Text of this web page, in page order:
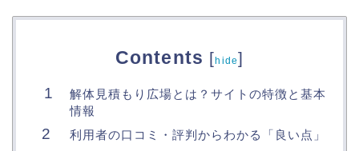
Contents [hide]
解体見積もり広場とは？サイトの特徴と基本
情報
利用者の口コミ・評判からわかる「良い点」